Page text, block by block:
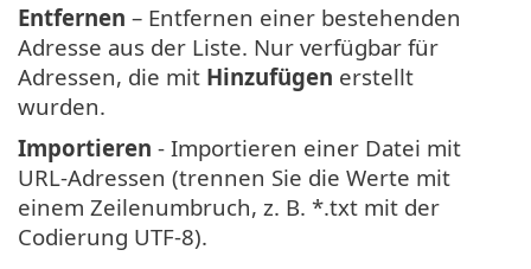
Entfernen – Entfernen einer bestehenden
Adresse aus der Liste. Nur verfügbar für
Adressen, die mit Hinzufügen erstellt
wurden.
Importieren - Importieren einer Datei mit
URL-Adressen (trennen Sie die Werte mit
einem Zeilenumbruch, z. B. *.txt mit der
Codierung UTF-8).